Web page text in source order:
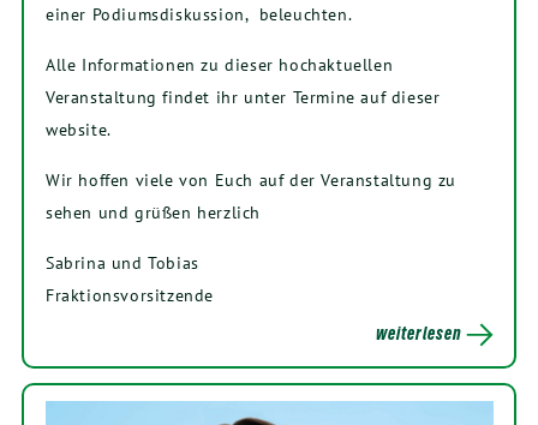
einer Podiumsdiskussion, beleuchten.
Alle Informationen zu dieser hochaktuellen
Veranstaltung findet ihr unter Termine auf dieser
website.
Wir hoffen viele von Euch auf der Veranstaltung zu
sehen und grüßen herzlich
Sabrina und Tobias
Fraktionsvorsitzende
weiterlesen